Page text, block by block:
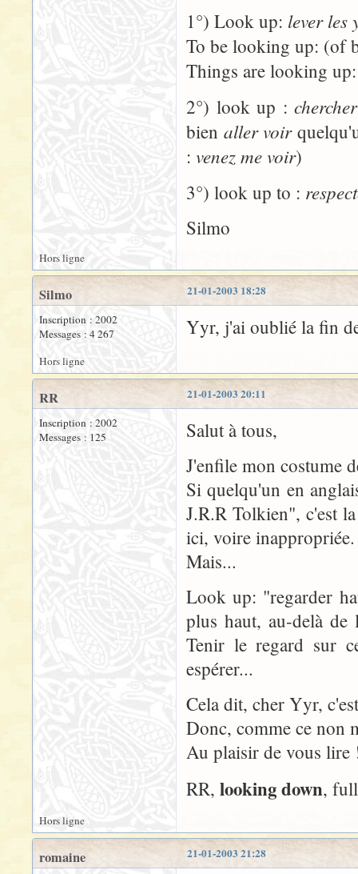
1°) Look up: lever les
To be looking up: (of
Things are looking
2°) look up :chercher
bien aller voir
: venez me voir)
3°) look up to :
Silmo
Hors ligne
21-01-2003 18:28
Silmo
Inscription : 2002
Messages : 4 267
Yyr, j'ai oublié la fin
Hors ligne
21-01-2003 20:11
RR
Inscription : 2002
Messages : 125
Salut à tous,
J'enfile mon costume
Si quelqu'un en
J.R.R Tolkien", c'est
ici, voire inappropriée.
Mais...
Look up: "regarder
plus haut, au-delà de
Tenir le regard sur
espérer...
Cela dit, cher Yyr,
Donc, comme ce non
Au plaisir de vous lire
RR, looking down,
Hors ligne
21-01-2003 21:28
romaine